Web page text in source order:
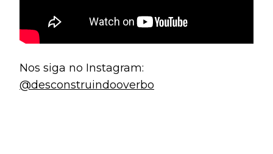
Nos siga no Instagram:
@desconstruindooverbo